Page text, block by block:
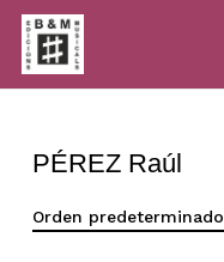
Skip
main
content
PÉREZ Raúl
Orden predeterminado